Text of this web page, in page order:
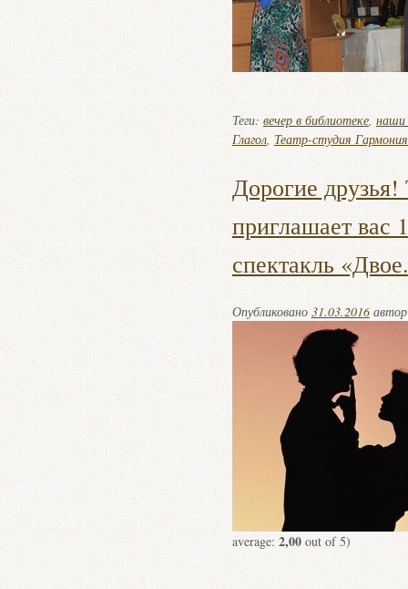
Теги: вечер в библиотеке, наши
Глагол, Театр-студия Гармония
Дорогие друзья!
приглашает вас
спектакль
Опубликовано 31.03.2016
average: 2,00out of 5)